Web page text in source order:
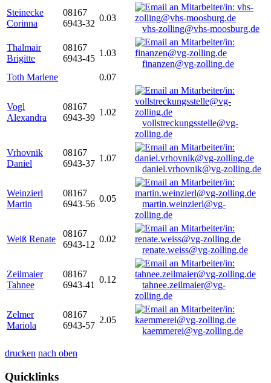
Steinecke
Corinna
08167
6943-32
0.03
vhs-zolling@vhs-moosburg.de
Thalmair
Brigitte
08167
6943-45
1.03
finanzen@vg-zolling.de
Toth Marlene
0.07
Vogl
Alexandra
08167
6943-39
1.02
vollstreckungsstelle@vg-
zolling.de
Vrhovnik
Daniel
08167
6943-37
1.07
daniel.vrhovnik@vg-zolling.de
Weinzierl
Martin
08167
6943-56
0.05
martin.weinzierl@vg-
zolling.de
Weiß Renate
08167
6943-12
0.02
renate.weiss@vg-zolling.de
Zeilmaier
Tahnee
08167
6943-41
0.12
tahnee.zeilmaier@vg-
zolling.de
Zelmer
Mariola
08167
6943-57
2.05
kaemmerei@vg-zolling.de
drucken nach oben
Quicklinks